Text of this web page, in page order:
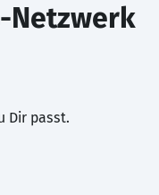
Netzwerk
Dir passt.